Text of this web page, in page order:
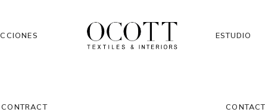
CONTRACT
ESTUDIO